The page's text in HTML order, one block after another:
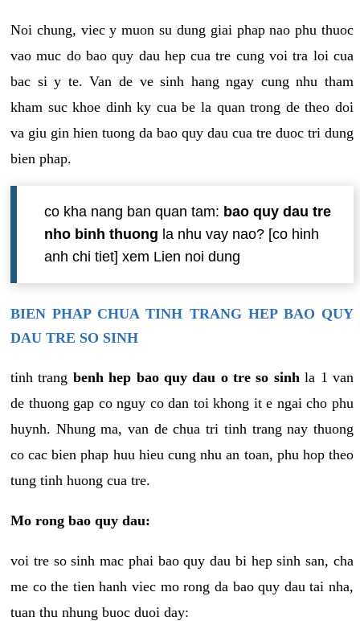
Noi chung, viec y muon su dung giai phap nao phu thuoc
vao muc do bao quy dau hep cua tre cung voi tra loi cua
bac si y te. Van de ve sinh hang ngay cung nhu tham
kham suc khoe dinh ky cua be la quan trong de theo doi
va giu gin hien tuong da bao quy dau cua tre duoc tri dung
bien phap.
co kha nang ban quan tam: bao quy dau tre
nho binh thuong la nhu vay nao? [co hinh
anh chi tiet] xem Lien noi dung
BIEN PHAP CHUA TINH TRANG HEP BAO QUY
DAU TRE SO SINH
tinh trang benh hep bao quy dau o tre so sinh la 1 van
de thuong gap co nguy co dan toi khong it e ngai cho phu
huynh. Nhung ma, van de chua tri tinh trang nay thuong
co cac bien phap huu hieu cung nhu an toan, phu hop theo
tung tinh huong cua tre.
Mo rong bao quy dau:
voi tre so sinh mac phai bao quy dau bi hep sinh san, cha
me co the tien hanh viec mo rong da bao quy dau tai nha,
tuan thu nhung buoc duoi day: